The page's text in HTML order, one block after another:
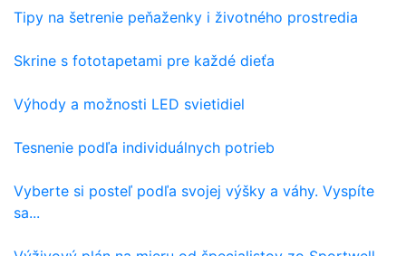
Tipy na šetrenie peňaženky i životného prostredia
Skrine s fototapetami pre každé dieťa
Výhody a možnosti LED svietidiel
Tesnenie podľa individuálnych potrieb
Vyberte si posteľ podľa svojej výšky a váhy. Vyspíte
sa...